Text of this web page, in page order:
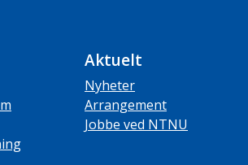
Aktuelt
Nyheter
Arrangement
Jobbe ved NTNU